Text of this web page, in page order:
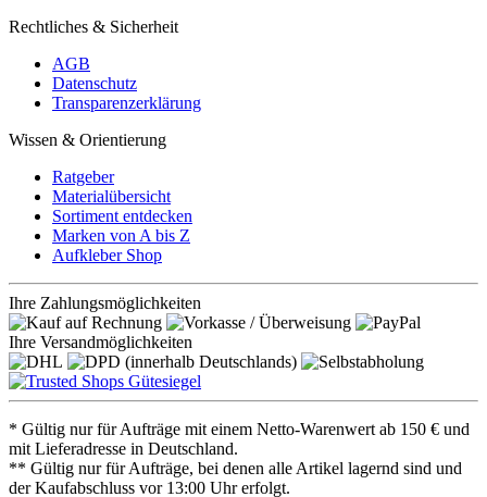
Rechtliches & Sicherheit
AGB
Datenschutz
Transparenzerklärung
Wissen & Orientierung
Ratgeber
Materialübersicht
Sortiment entdecken
Marken von A bis Z
Aufkleber Shop
Ihre Zahlungsmöglichkeiten
Ihre Versandmöglichkeiten
* Gültig nur für Aufträge mit einem Netto-Warenwert ab 150 € und
mit Lieferadresse in Deutschland.
** Gültig nur für Aufträge, bei denen alle Artikel lagernd sind und
der Kaufabschluss vor 13:00 Uhr erfolgt.